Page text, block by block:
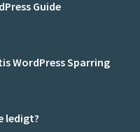
Guide
WordPress Sparring
ledigt?